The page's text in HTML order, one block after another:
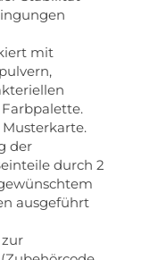
mit
der
durch 2
ausgeführt